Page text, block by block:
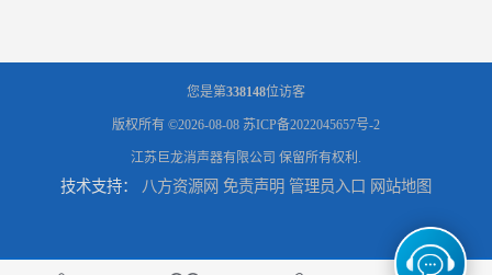
您是第338148位访客
版权所有 ©2026-08-08 苏ICP备2022045657号-2
江苏巨龙消声器有限公司 保留所有权利.
技术支持： 八方资源网 免责声明 管理员入口 网站地图